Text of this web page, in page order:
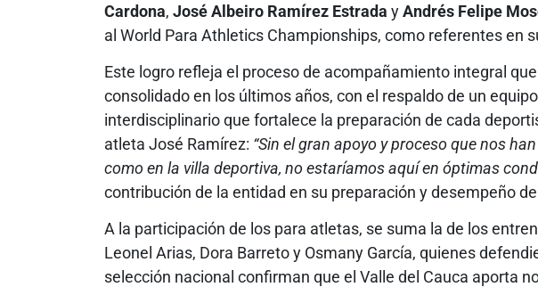
Cardona, José Albeiro Ramírez Estrada yAndrés Felipe
al World Para Athletics Championships, como referentes en
Este logro refleja el proceso de acompañamiento integral
consolidado en los últimos años, con el respaldo de un
interdisciplinario que fortalece la preparación de cada
atleta José Ramírez: “Sin el gran apoyo y proceso que nos
como en la villa deportiva, no estaríamos aquí en óptimas
contribución de la entidad en su preparación y desempeño
A la participación de los para atletas, se suma la de los
Leonel Arias, Dora Barreto y Osmany García, quienes
selección nacional confirman que el Valle del Cauca aporta